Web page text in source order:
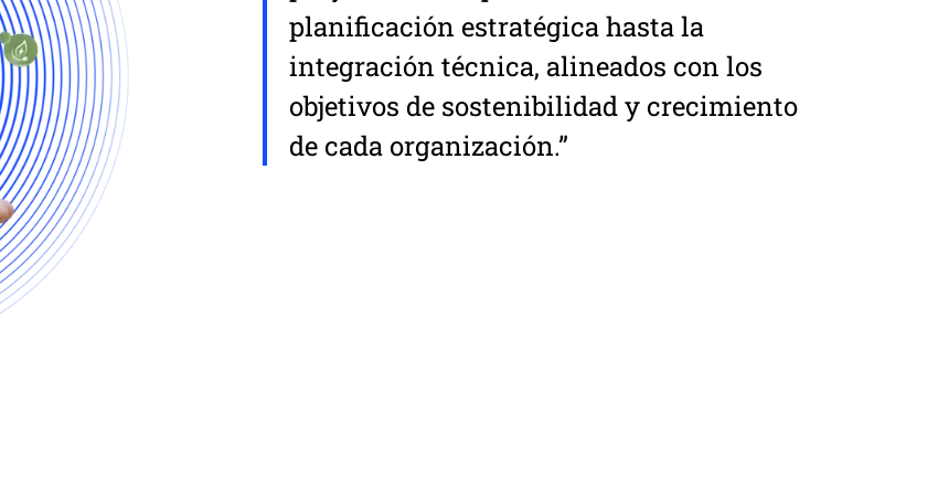
planificación estratégica hasta la
integración técnica, alineados con los
objetivos de sostenibilidad y crecimiento
de cada organización.”